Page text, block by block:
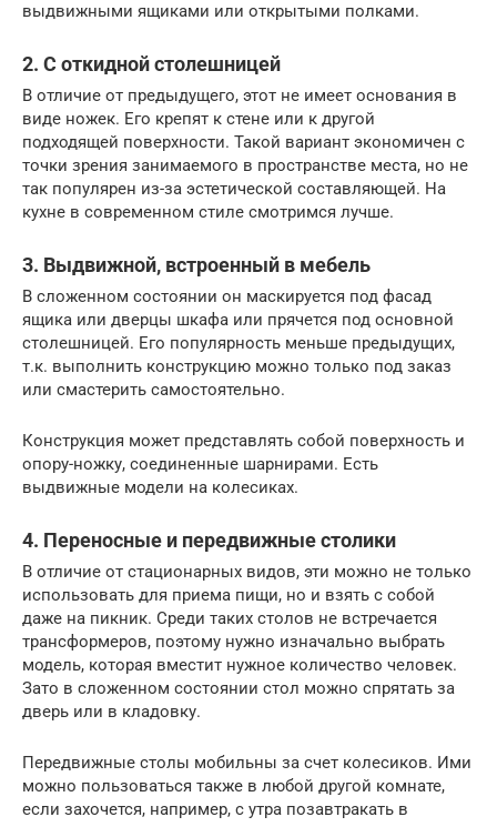
выдвижными ящиками или открытыми полками.
2. С откидной столешницей
В отличие от предыдущего, этот не имеет основания в
виде ножек. Его крепят к стене или к другой
подходящей поверхности. Такой вариант экономичен с
точки зрения занимаемого в пространстве места, но не
так популярен из-за эстетической составляющей. На
кухне в современном стиле смотримся лучше.
3. Выдвижной, встроенный в мебель
В сложенном состоянии он маскируется под фасад
ящика или дверцы шкафа или прячется под основной
столешницей. Его популярность меньше предыдущих,
т.к. выполнить конструкцию можно только под заказ
или смастерить самостоятельно.
Конструкция может представлять собой поверхность и
опору-ножку, соединенные шарнирами. Есть
выдвижные модели на колесиках.
4. Переносные и передвижные столики
В отличие от стационарных видов, эти можно не только
использовать для приема пищи, но и взять с собой
даже на пикник. Среди таких столов не встречается
трансформеров, поэтому нужно изначально выбрать
модель, которая вместит нужное количество человек.
Зато в сложенном состоянии стол можно спрятать за
дверь или в кладовку.
Передвижные столы мобильны за счет колесиков. Ими
можно пользоваться также в любой другой комнате,
если захочется, например, с утра позавтракать в